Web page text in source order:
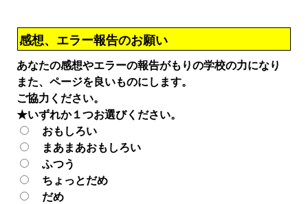
感想、エラー報告のお願い
あなたの感想やエラーの報告がもりの学校の力になり
また、ページを良いものにします。
ご協力ください。
★いずれか１つお選びください。
おもしろい
まあまあおもしろい
ふつう
ちょっとだめ
だめ